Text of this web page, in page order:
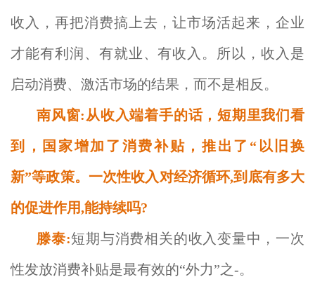
收入，再把消费搞上去，让市场活起来，企业
才能有利润、有就业、有收入。所以，收入是
启动消费、激活市场的结果，而不是相反。
南风窗:从收入端着手的话，短期里我们看
到，国家增加了消费补贴，推出了“以旧换
新”等政策。一次性收入对经济循环,到底有多大
的促进作用,能持续吗?
滕泰:短期与消费相关的收入变量中，一次
性发放消费补贴是最有效的“外力”之-。